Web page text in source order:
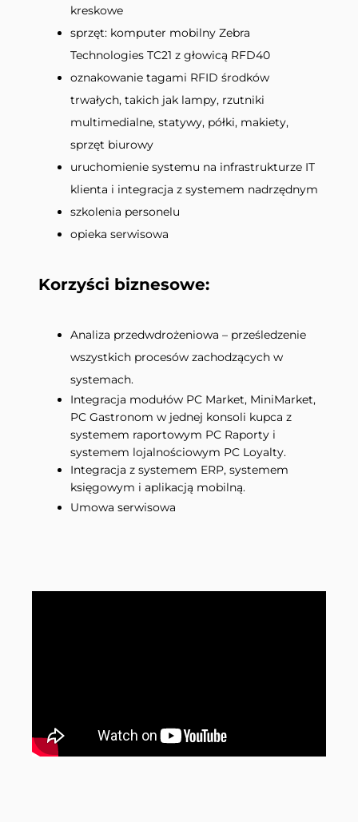
kreskowe
sprzęt: komputer mobilny Zebra
Technologies TC21 z głowicą RFD40
oznakowanie tagami RFID środków
trwałych, takich jak lampy, rzutniki
multimedialne, statywy, półki, makiety,
sprzęt biurowy
uruchomienie systemu na infrastrukturze IT
klienta i integracja z systemem nadrzędnym
szkolenia personelu
opieka serwisowa
Korzyści biznesowe:
Analiza przedwdrożeniowa – prześledzenie
wszystkich procesów zachodzących w
systemach.
Integracja modułów PC Market, MiniMarket,
PC Gastronom w jednej konsoli kupca z
systemem raportowym PC Raporty i
systemem lojalnościowym PC Loyalty.
Integracja z systemem ERP, systemem
księgowym i aplikacją mobilną.
Umowa serwisowa